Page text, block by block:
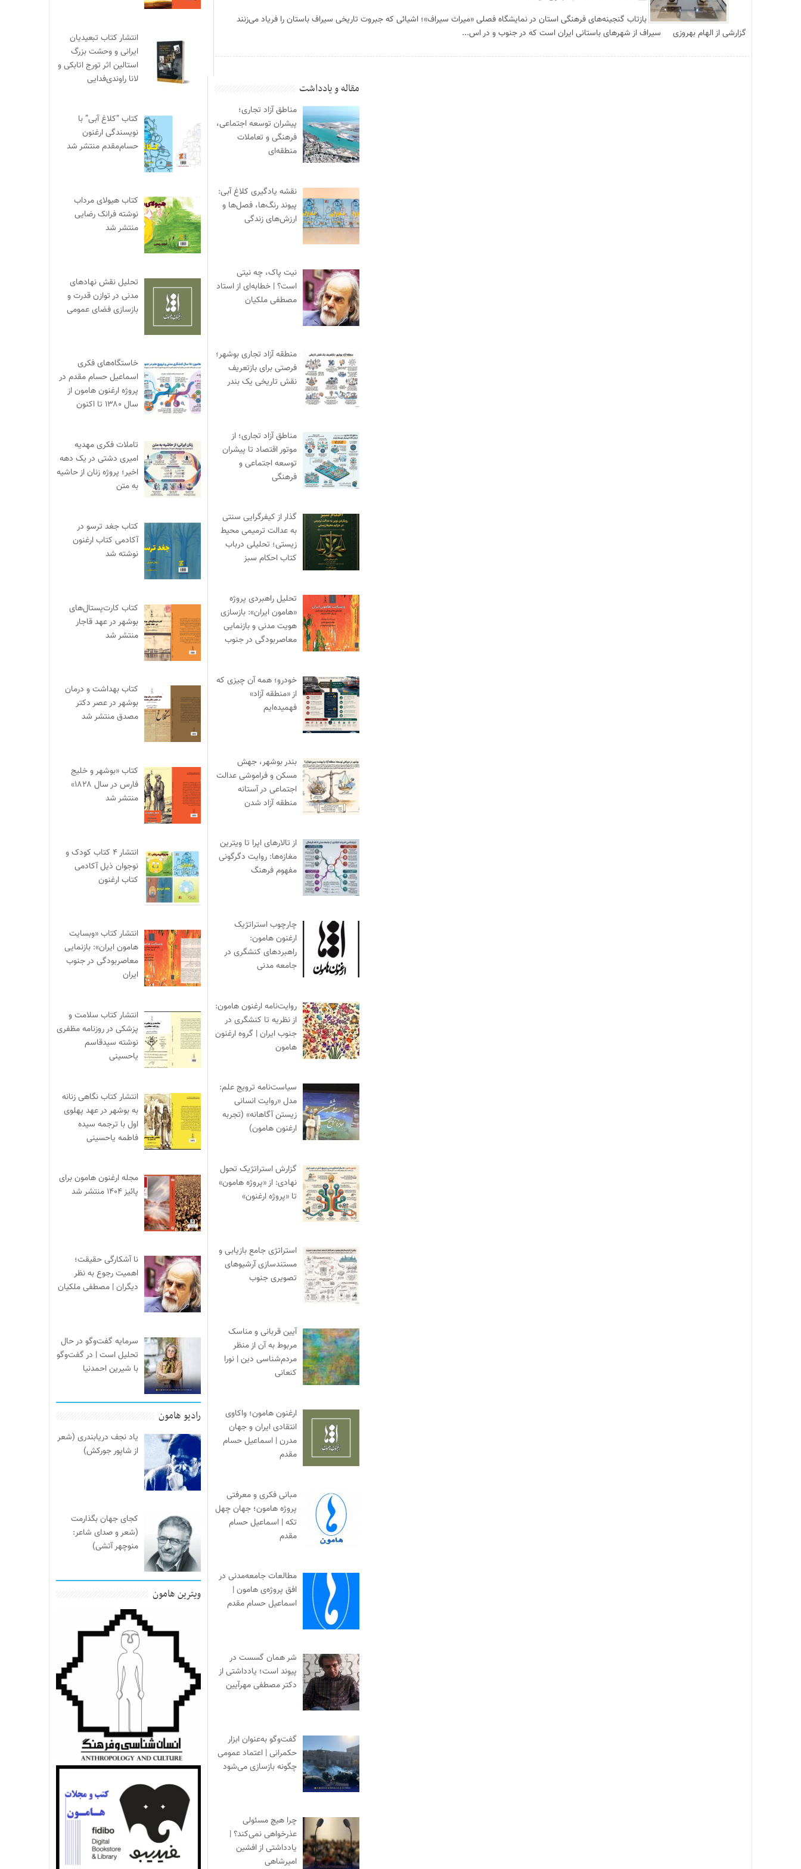
بازتاب گنجینه‌های فرهنگی استان در نمایشگاه فصلی «میراث سیراف»؛ اشیائی که جبروت تاریخی سیراف باستان را فریاد می‌زنند
گزارشی از الهام بهروزی سیراف از شهرهای باستانی ایران است که در جنوب و در اس...
انتشار کتاب تبعیدیان
ایرانی و وحشت بزرگ
استالین اثر تورج اتابکی و
لانا راوندی‌فدایی
کتاب “کلاغ آبی” با
نویسندگی ارغنون
حسام‌مقدم منتشر شد
کتاب هیولای مرداب
نوشته فرانک رضایی
منتشر شد
تحلیل نقش نهادهای
مدنی در توازن قدرت و
بازسازی فضای عمومی
خاستگاه‌های فکری
اسماعیل حسام مقدم در
پروژه ارغنون هامون از
سال ۱۳۸۰ تا اکنون
تاملات فکری مهدیه
امیری دشتی در یک دهه
اخیر؛ پروژه زنان از حاشیه
به متن
کتاب جغد ترسو در
آکادمی کتاب ارغنون
نوشته شد
کتاب کارت‌پستال‌های
بوشهر در عهد قاجار
منتشر شد
کتاب بهداشت و درمان
بوشهر در عصر دکتر
مصدق منتشر شد
کتاب «بوشهر و خلیج
فارس در سال ۱۸۲۸»
منتشر شد
انتشار ۴ کتاب کودک و
نوجوان ذیل آکادمی
کتاب ارغنون
انتشار کتاب «وبسایت
هامون ایران»: بازنمایی
معاصربودگی در جنوب
ایران
انتشار کتاب سلامت و
پزشکی در روزنامه مظفری
نوشته سیدقاسم
یاحسینی
انتشار کتاب نگاهی زنانه
به بوشهر در عهد پهلوی
اول با ترجمه سیده
فاطمه یاحسینی
مجله ارغنون هامون برای
پائیز ۱۴۰۴ منتشر شد
نا آشکارگی حقیقت؛
اهمیت رجوع به نظر
دیگران | مصطفی ملکیان
سرمایه گفت‌وگو در حال
تحلیل است | در گفت‌وگو
با شیرین احمدنیا
رادیو هامون
یاد نجف دریابندری (شعر
از شاپور جورکش)
کجای جهان بگذارمت
(شعر و صدای شاعر:
منوچهر آتشی)
ویترین هامون
مقاله و یادداشت
مناطق آزاد تجاری؛
پیشران توسعه اجتماعی،
فرهنگی و تعاملات
منطقه‌ای
نقشه یادگیری کلاغ آبی:
پیوند رنگ‌ها، فصل‌ها و
ارزش‌های زندگی
نیت پاک، چه نیتی
است؟ | خطابه‌ای از استاد
مصطفی ملکیان
منطقه آزاد تجاری بوشهر؛
فرصتی برای بازتعریف
نقش تاریخی یک بندر
مناطق آزاد تجاری؛ از
موتور اقتصاد تا پیشران
توسعه اجتماعی و
فرهنگی
گذار از کیفرگرایی سنتی
به عدالت ترمیمی محیط‌
زیستی؛ تحلیلی درباب
کتاب احکام سبز
تحلیل راهبردی پروژه
«هامون ایران»: بازسازی
هویت مدنی و بازنمایی
معاصربودگی در جنوب
خودرو؛ همه آن چیزی که
از «منطقه آزاد»
فهمیده‌ایم
بندر بوشهر، جهش
مسکن و فراموشی عدالت
اجتماعی در آستانه
منطقه آزاد شدن
از تالارهای اپرا تا ویترین
مغازه‌ها: روایت دگرگونی
مفهوم فرهنگ
چارچوب استراتژیک
ارغنون هامون:
راهبردهای کنشگری در
جامعه مدنی
روایت‌نامه ارغنون هامون:
از نظریه تا کنشگری در
جنوب ایران | گروه ارغنون
هامون
سیاست‌نامه ترویج علم:
مدل «روایت انسانی
زیستن آگاهانه» (تجربه
ارغنون هامون)
گزارش استراتژیک تحول
نهادی: از «پروژه هامون»
تا «پروژه ارغنون»
استراتژی جامع بازیابی و
مستندسازی آرشیوهای
تصویری جنوب
آیین قربانی و مناسک
مربوط به آن از منظر
مردم‌شناسی دین | نورا
کنعانی
ارغنون هامون؛ واکاوی
انتقادی ایران و جهان
مدرن | اسماعیل حسام
مقدم
مبانی فکری و معرفتی
پروژه هامون؛ جهان چهل
تکه | اسماعیل حسام
مقدم
مطالعات جامعه‌مدنی در
افق پروژه‌ی هامون |
اسماعیل حسام مقدم
شر همان گسست در
پیوند است؛ یادداشتی از
دکتر مصطفی مهرآیین
گفت‌وگو به‌عنوان ابزار
حکمرانی | اعتماد عمومی
چگونه بازسازی می‌شود
چرا هیچ مسئولی
عذرخواهی نمی‌کند؟ |
یادداشتی از افشین
امیرشاهی